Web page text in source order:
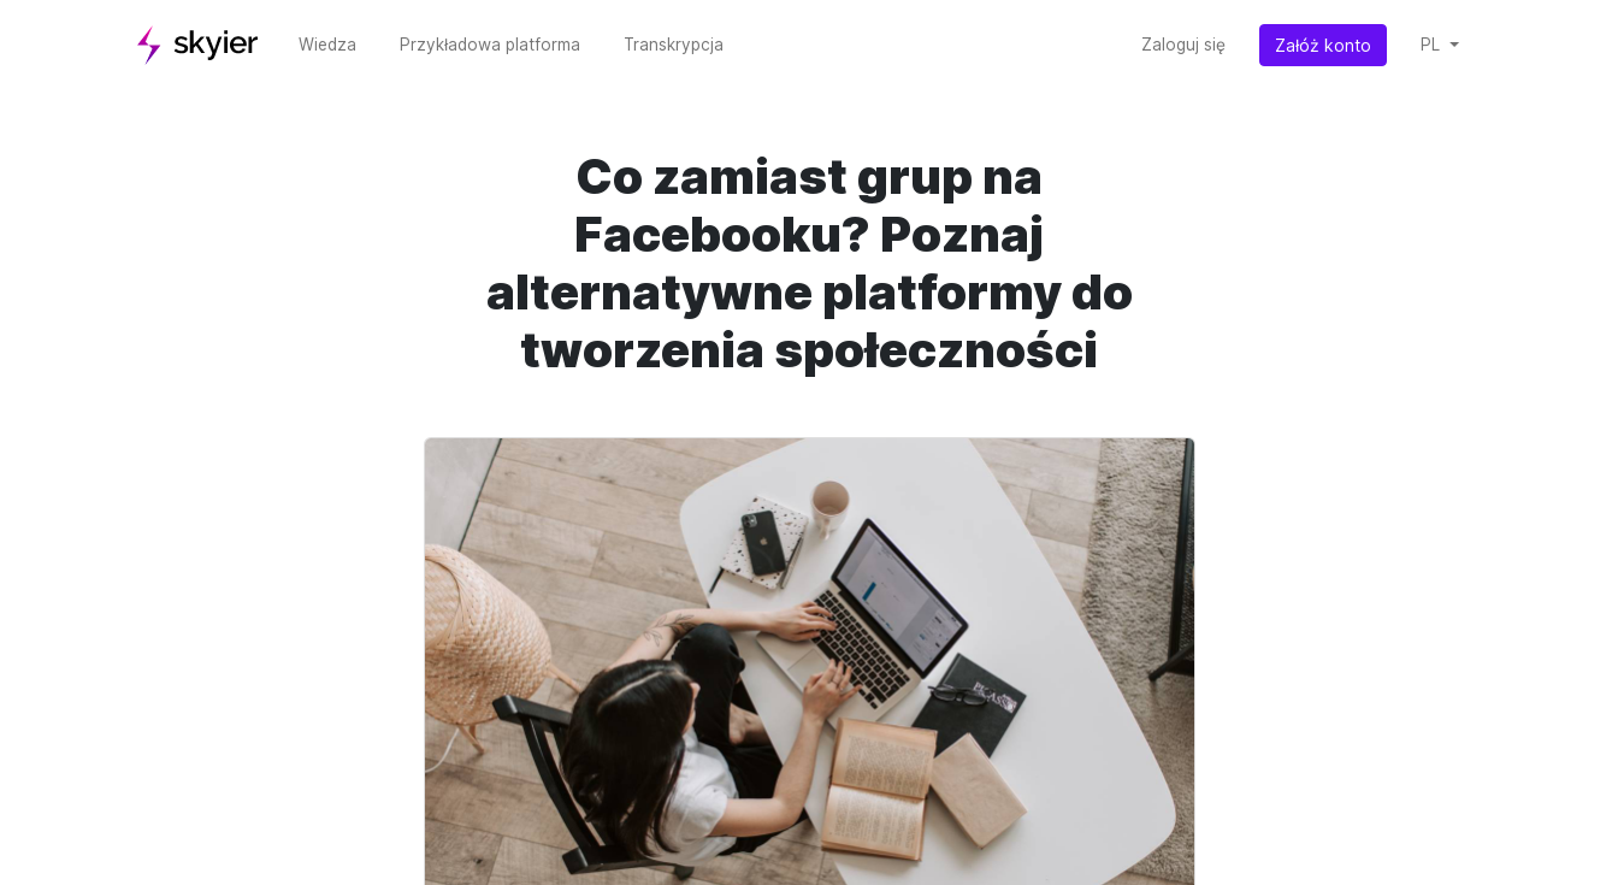
Wiedza Przykładowa platforma Transkrypcja Zaloguj się Załóż konto PL
Co zamiast grup na
Facebooku? Poznaj
alternatywne platformy do
tworzenia społeczności